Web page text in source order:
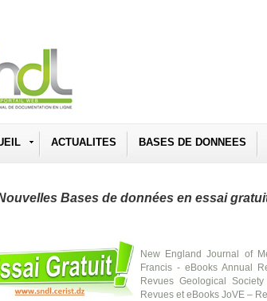
ACTUALITES BASES DE DONNEES
Bases de données en essai
New England Journal of
Francis - eBooks Annual
Revues Geological
Revues et eBooks JoVE –